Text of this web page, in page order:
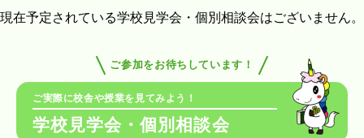
現在予定されている学校見学会・個別相談会はございません。
ご参加をお待ちしています！
ご実際に校舎や授業を見てみよう！
学校見学会・個別相談会